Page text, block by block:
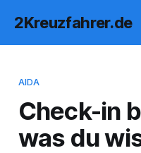
2Kreuzfahrer.de
AIDA
Check-in
was du